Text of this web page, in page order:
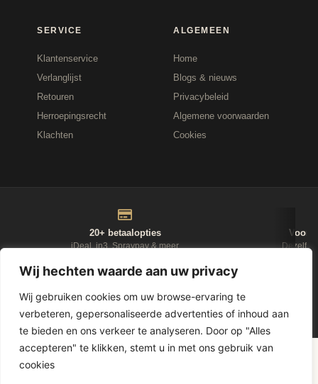
Wij hechten waarde aan uw privacy
Wij gebruiken cookies om uw browse-ervaring te
verbeteren, gepersonaliseerde advertenties of inhoud aan
te bieden en ons verkeer te analyseren. Door op "Alles
accepteren" te klikken, stemt u in met ons gebruik van
cookies
SERVICE
Klantenservice
Verlanglijst
Retouren
Herroepingsrecht
Klachten
ALGEMEEN
Home
Blogs & nieuws
Privacybeleid
Algemene voorwaarden
Cookies
20+ betaalopties
iDeal, in3, Spraypay & meer
Voor
NIEUWSBRIEF
D-Fokker